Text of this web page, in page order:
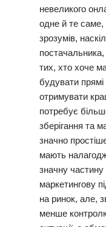
невеликого
одне й те
зрозумів,
тих, хто хоче
будувати
отримувати
потребує
зберігання та
значно
мають
значну
маркетингову
на ринок, але,
менше